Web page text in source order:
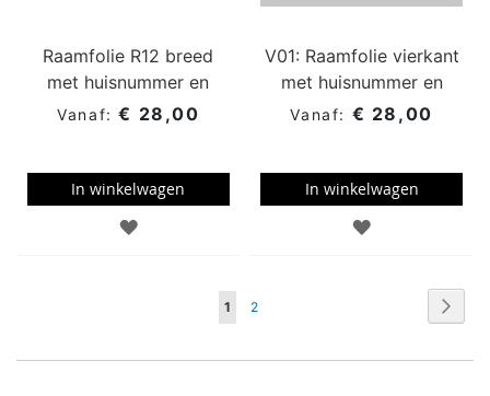
Raamfolie R12 breed
met huisnummer en
losse naam
€ 28,00
In winkelwagen
TOEVOEGEN
WENSENLIJST
V01: Raamfolie vierkant
met huisnummer en
kader
€ 28,00
In winkelwagen
TOEVOEGEN
WENSENLIJST
Pagina
U
1 Pagina
2